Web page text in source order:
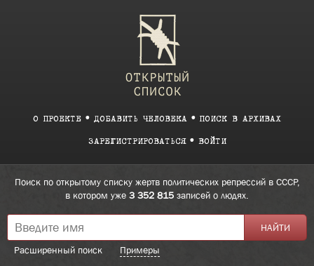
О ПРОЕКТЕ ДОБАВИТЬ ЧЕЛОВЕКА ПОИСК В АРХИВАХ
ЗАРЕГИСТРИРОВАТЬСЯ ВОЙТИ
Поиск по открытому списку жертв политических репрессий в СССР,
в котором уже 3 352 815 записей о людях.
Расширенный поиск Примеры